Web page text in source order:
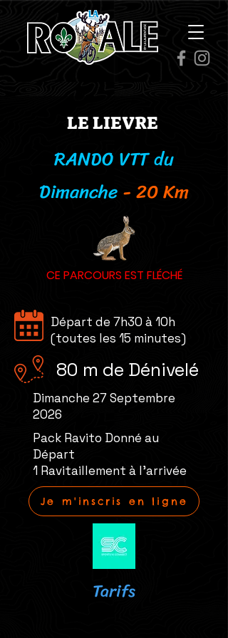
LE LIEVRE
RANDO VTT du
Dimanche- 20 Km
CE PARCOURS EST FLÉCHÉ
Départ de 7h30 à 10h
(toutes les 15 minutes)
80 m de Dénivelé
Dimanche 27 Septembre
2026
Pack Ravito Donné au
Départ
1 Ravitaillement à l'arrivée
Je m'inscris en ligne
Tarifs